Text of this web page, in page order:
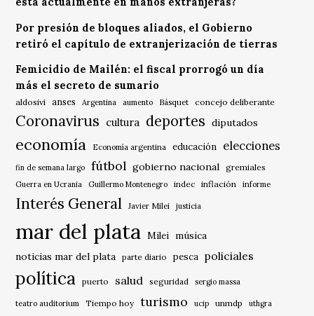
Por presión de bloques aliados, el Gobierno
retiró el capítulo de extranjerización de tierras
Femicidio de Mailén: el fiscal prorrogó un día
más el secreto de sumario
aldosivi anses Argentina aumento Básquet concejo deliberante
Coronavirus cultura deportes diputados
economía Economía argentina educación elecciones
fin de semana largo fútbol gobierno nacional gremiales
Guerra en Ucrania Guillermo Montenegro indec inflación informe
Interés General Javier Milei justicia
mar del plata Milei música
noticias mar del plata
parte diario pesca policiales
política puerto salud seguridad sergio massa
teatro auditorium Tiempo hoy turismo ucip unmdp
uthgra